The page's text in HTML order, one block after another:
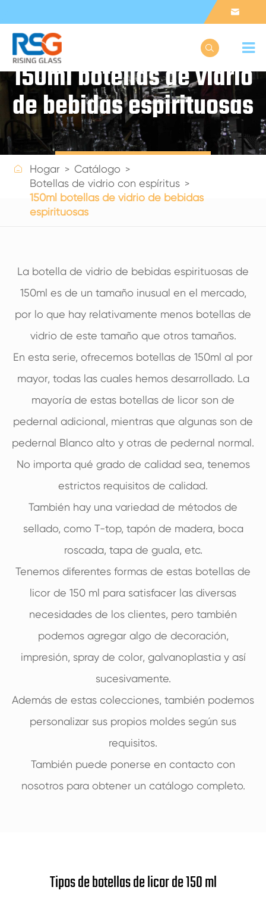


150ml botellas de vidrio
de bebidas espirituosas
Get a Quote
 Hogar
Catálogo
Botellas de vidrio con espíritus
150ml botellas de vidrio de bebidas
espirituosas
La botella de vidrio de bebidas espirituosas de
150ml es de un tamaño inusual en el mercado,
por lo que hay relativamente menos botellas de
vidrio de este tamaño que otros tamaños.
En esta serie, ofrecemos botellas de 150ml al por
mayor, todas las cuales hemos desarrollado. La
mayoría de estas botellas de licor son de
pedernal adicional, mientras que algunas son de
pedernal Blanco alto y otras de pedernal normal.
No importa qué grado de calidad sea, tenemos
estrictos requisitos de calidad.
También hay una variedad de métodos de
sellado, como T-top, tapón de madera, boca
roscada, tapa de guala, etc.
Tenemos diferentes formas de estas botellas de
licor de 150 ml para satisfacer las diversas
necesidades de los clientes, pero también
podemos agregar algo de decoración,
impresión, spray de color, galvanoplastia y así
sucesivamente.
Además de estas colecciones, también podemos
personalizar sus propios moldes según sus
requisitos.
También puede ponerse en contacto con
nosotros para obtener un catálogo completo.
Tipos de botellas de licor de 150 ml